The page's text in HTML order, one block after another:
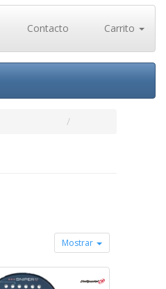
Contacto Carrito
Mostrar